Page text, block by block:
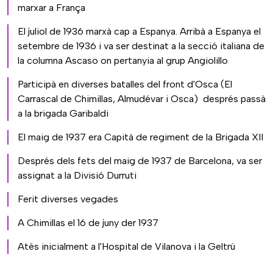
marxar a França
El juliol de 1936 marxà cap a Espanya. Arribà a Espanya el
setembre de 1936 i va ser destinat a la secció italiana de
la columna Ascaso on pertanyia al grup Angiolillo
Participà en diverses batalles del front d'Osca (El
Carrascal de Chimillas, Almudévar i Osca) després passà
a la brigada Garibaldi
El maig de 1937 era Capità de regiment de la Brigada XII
Després dels fets del maig de 1937 de Barcelona, va ser
assignat a la Divisió Durruti
Ferit diverses vegades
A Chimillas el 16 de juny der 1937
Atès inicialment a l'Hospital de Vilanova i la Geltrú